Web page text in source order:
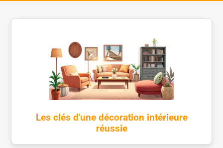
Les clés d'une décoration intérieure
réussie